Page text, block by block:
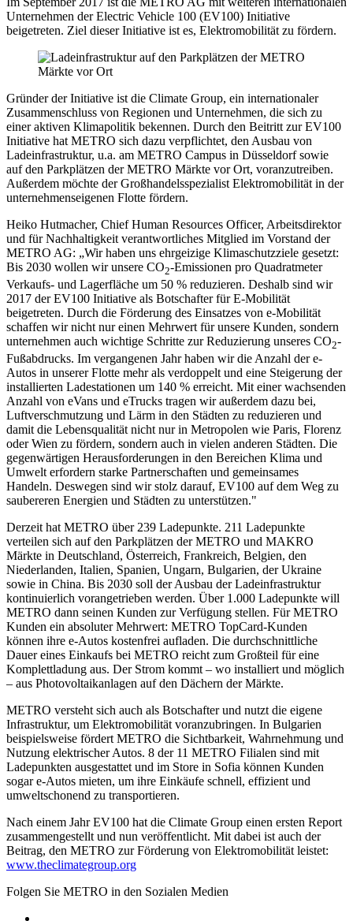
Unternehmen der Electric Vehicle 100 (EV100) Initiative
beigetreten. Ziel dieser Initiative ist es, Elektromobilität zu fördern.
Gründer der Initiative ist die Climate Group, ein internationaler
Zusammenschluss von Regionen und Unternehmen, die sich zu
einer aktiven Klimapolitik bekennen. Durch den Beitritt zur EV100
Initiative hat METRO sich dazu verpflichtet, den Ausbau von
Ladeinfrastruktur, u.a. am METRO Campus in Düsseldorf sowie
auf den Parkplätzen der METRO Märkte vor Ort, voranzutreiben.
Außerdem möchte der Großhandelsspezialist Elektromobilität in der
unternehmenseigenen Flotte fördern.
Heiko Hutmacher, Chief Human Resources Officer, Arbeitsdirektor
und für Nachhaltigkeit verantwortliches Mitglied im Vorstand der
METRO AG: „Wir haben uns ehrgeizige Klimaschutzziele gesetzt:
Bis 2030 wollen wir unsere CO2-Emissionen pro Quadratmeter
Verkaufs- und Lagerfläche um 50 % reduzieren. Deshalb sind wir
2017 der EV100 Initiative als Botschafter für E-Mobilität
beigetreten. Durch die Förderung des Einsatzes von e-Mobilität
schaffen wir nicht nur einen Mehrwert für unsere Kunden, sondern
unternehmen auch wichtige Schritte zur Reduzierung unseres CO2-
Fußabdrucks. Im vergangenen Jahr haben wir die Anzahl der e-
Autos in unserer Flotte mehr als verdoppelt und eine Steigerung der
installierten Ladestationen um 140 % erreicht. Mit einer wachsenden
Anzahl von eVans und eTrucks tragen wir außerdem dazu bei,
Luftverschmutzung und Lärm in den Städten zu reduzieren und
damit die Lebensqualität nicht nur in Metropolen wie Paris, Florenz
oder Wien zu fördern, sondern auch in vielen anderen Städten. Die
gegenwärtigen Herausforderungen in den Bereichen Klima und
Umwelt erfordern starke Partnerschaften und gemeinsames
Handeln. Deswegen sind wir stolz darauf, EV100 auf dem Weg zu
saubereren Energien und Städten zu unterstützen."
Derzeit hat METRO über 239 Ladepunkte. 211 Ladepunkte
verteilen sich auf den Parkplätzen der METRO und MAKRO
Märkte in Deutschland, Österreich, Frankreich, Belgien, den
Niederlanden, Italien, Spanien, Ungarn, Bulgarien, der Ukraine
sowie in China. Bis 2030 soll der Ausbau der Ladeinfrastruktur
kontinuierlich vorangetrieben werden. Über 1.000 Ladepunkte will
METRO dann seinen Kunden zur Verfügung stellen. Für METRO
Kunden ein absoluter Mehrwert: METRO TopCard-Kunden
können ihre e-Autos kostenfrei aufladen. Die durchschnittliche
Dauer eines Einkaufs bei METRO reicht zum Großteil für eine
Komplettladung aus. Der Strom kommt – wo installiert und möglich
– aus Photovoltaikanlagen auf den Dächern der Märkte.
METRO versteht sich auch als Botschafter und nutzt die eigene
Infrastruktur, um Elektromobilität voranzubringen. In Bulgarien
beispielsweise fördert METRO die Sichtbarkeit, Wahrnehmung und
Nutzung elektrischer Autos. 8 der 11 METRO Filialen sind mit
Ladepunkten ausgestattet und im Store in Sofia können Kunden
sogar e-Autos mieten, um ihre Einkäufe schnell, effizient und
umweltschonend zu transportieren.
Nach einem Jahr EV100 hat die Climate Group einen ersten Report
zusammengestellt und nun veröffentlicht. Mit dabei ist auch der
Beitrag, den METRO zur Förderung von Elektromobilität leistet:
www.theclimategroup.org
Folgen Sie METRO in den Sozialen Medien